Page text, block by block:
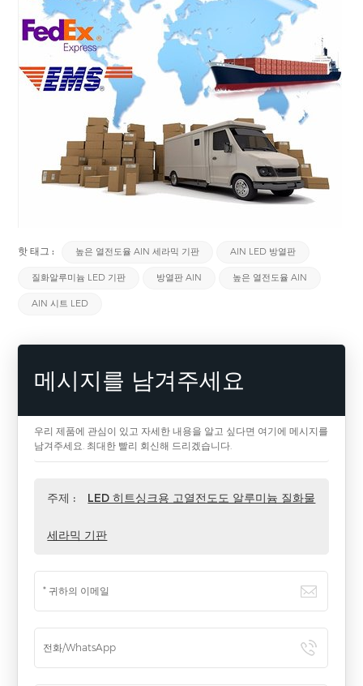
핫 태그 : 높은 열전도율 AlN 세라믹 기판 AlN LED 방열판
질화알루미늄 LED 기판 방열판 AlN 높은 열전도율 AlN
AlN 시트 LED
메시지를 남겨주세요
우리 제품에 관심이 있고 자세한 내용을 알고 싶다면 여기에 메시지를
남겨주세요. 최대한 빨리 회신해 드리겠습니다.
주제 : LED 히트싱크용 고열전도도 알루미늄 질화물
세라믹 기판